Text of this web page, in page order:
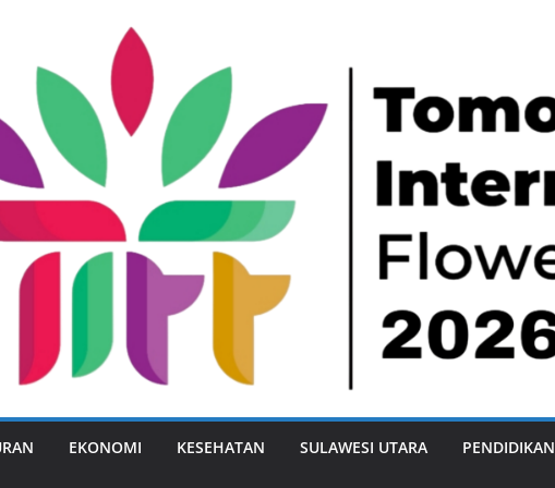
EKONOMI KESEHATAN SULAWESI UTARA PENDIDIKAN